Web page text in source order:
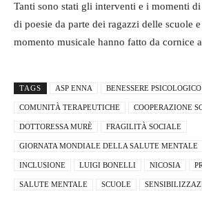
Tanti sono stati gli interventi e i momenti
di poesie da parte dei ragazzi delle scuole
momento musicale hanno fatto da cornice
TAGS ASP ENNA BENESSERE PSICOLOGICO
COMUNITÀ TERAPEUTICHE COOPERAZIONE
DOTTORESSA MURÈ FRAGILITÀ SOCIALE
GIORNATA MONDIALE DELLA SALUTE MENTALE
INCLUSIONE LUIGI BONELLI NICOSIA
SALUTE MENTALE SCUOLE